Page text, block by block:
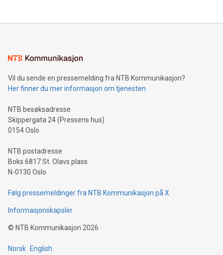
Vil du sende en pressemelding fra NTB Kommunikasjon?
Her finner du mer informasjon om tjenesten
NTB besøksadresse
Skippergata 24 (Pressens hus)
0154 Oslo
NTB postadresse
Boks 6817 St. Olavs plass
N-0130 Oslo
Følg pressemeldinger fra NTB Kommunikasjon på X
Informasjonskapsler
© NTB Kommunikasjon 2026
Norsk English